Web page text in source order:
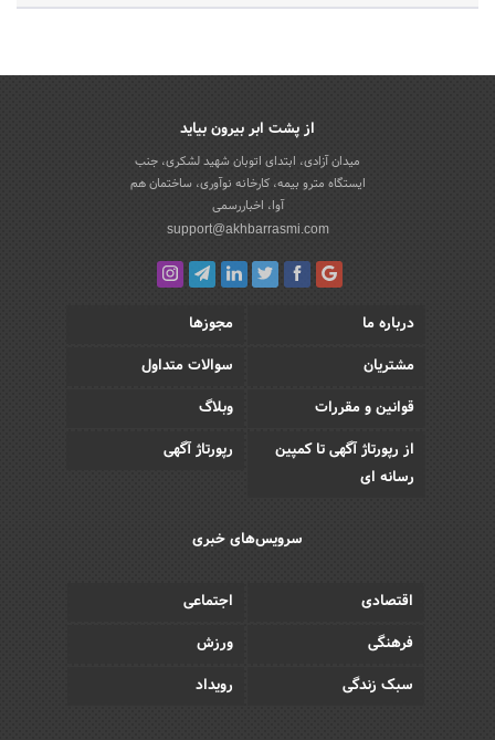
از پشت ابر بیرون بیاید
میدان آزادی، ابتدای اتوبان شهید لشکری، جنب
ایستگاه مترو بیمه، کارخانه نوآوری، ساختمان هم
آوا، اخباررسمی
support@akhbarrasmi.com
درباره ما
مجوزها
مشتریان
سوالات متداول
قوانین و مقررات
وبلاگ
از رپورتاژ آگهی تا کمپین
رسانه ای
رپورتاژ آگهی
سرویس‌های خبری
اقتصادی
اجتماعی
فرهنگی
ورزش
سبک زندگی
رویداد